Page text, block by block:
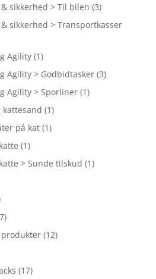
sikkerhed > Til bilen (3)
sikkerhed > Transportkasser
Agility (1)
Agility > Godbidtasker (3)
Agility > Sporliner (1)
kattesand (1)
på kat (1)
(1)
> Sunde tilskud (1)
produkter (12)
(17)